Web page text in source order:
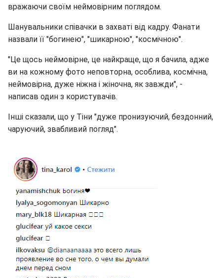
вражаючи своїм неймовірним поглядом.
Шанувальники співачки в захваті від кадру. Фанати
назвали її "богинею", "шикарною", "космічною".
"Це щось неймовірне, це найкраще, що я бачила, адже
ви на кожному фото неповторна, особлива, космічна,
неймовірна, дуже ніжна і жіночна, як завжди", -
написав один з користувачів.
Інші сказали, що у Тіни "дуже пронизуючий, бездонний,
чаруючий, звабливий погляд".